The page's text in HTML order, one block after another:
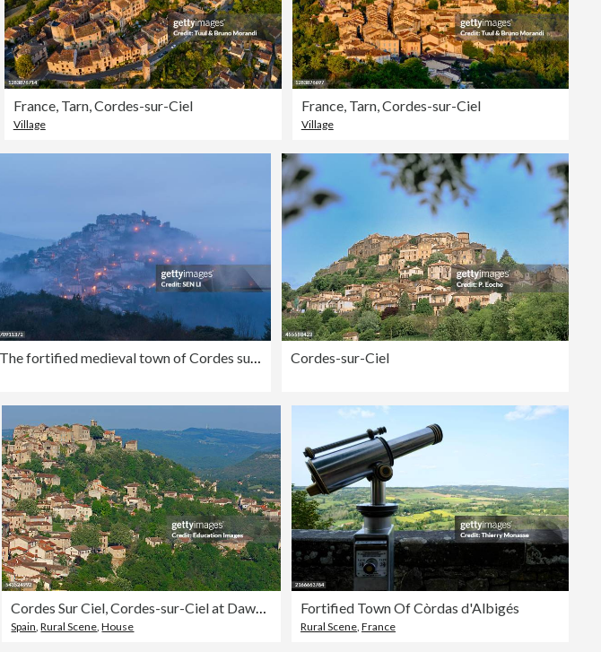
France, Tarn, Cordes-sur-Ciel
Village
France, Tarn, Cordes-sur-Ciel
Village
The fortified medieval town of Cordes sur Ciel in Occitanie at sunrise with Cordes-sur-Ciel
Spain ,Rural Scene ,House
Fortified Town Of Còrdas d'Albigés
Rural Scene France